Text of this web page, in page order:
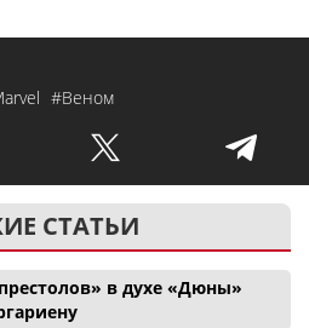
#Веном
СТАТЬИ
в духе «Дюны»